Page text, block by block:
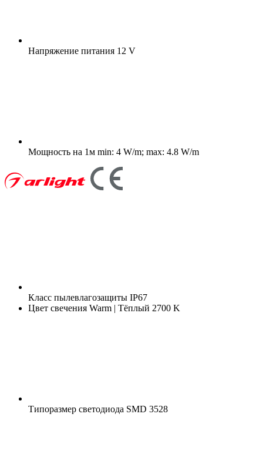
Напряжение питания 12 V
Мощность на 1м min: 4 W/m; max: 4.8 W/m
Класс пылевлагозащиты IP67
Цвет свечения Warm | Тёплый 2700 K
Типоразмер светодиода SMD 3528